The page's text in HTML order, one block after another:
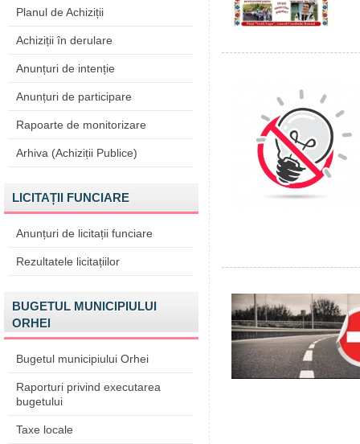
Planul de Achiziții
Achiziții în derulare
Anunțuri de intenție
Anunțuri de participare
Rapoarte de monitorizare
Arhiva (Achiziții Publice)
LICITAȚII FUNCIARE
Anunțuri de licitații funciare
Rezultatele licitațiilor
BUGETUL MUNICIPIULUI
ORHEI
Bugetul municipiului Orhei
Raporturi privind executarea
bugetului
Taxe locale